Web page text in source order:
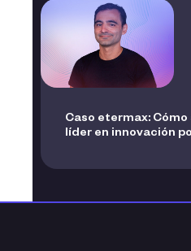
Caso etermax:
líder en innovación